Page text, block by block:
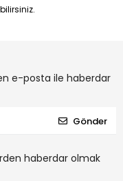
e-posta ile haberdar
Gönder
haberdar olmak